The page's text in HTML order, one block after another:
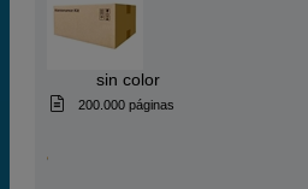
sin color
200.000 páginas